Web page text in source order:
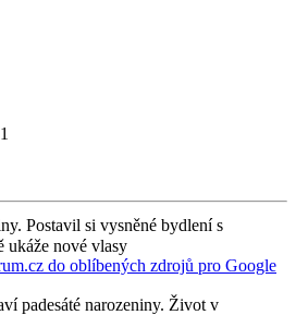
Postavil si vysněné bydlení s
ukáže nové vlasy
do oblíbených zdrojů pro Google
padesáté narozeniny. Život v